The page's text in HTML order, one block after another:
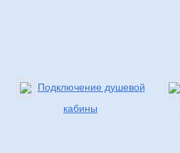
Подключение душевой
кабины